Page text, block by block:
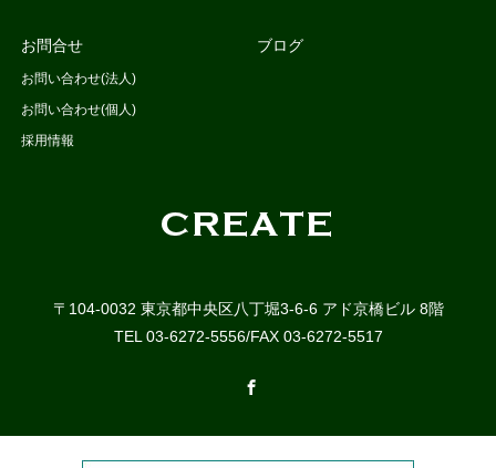
お問合せ
お問い合わせ(法人)
お問い合わせ(個人)
採用情報
ブログ
〒104-0032 東京都中央区八丁堀3-6-6 アド京橋ビル 8階
TEL 03-6272-5556/FAX 03-6272-5517